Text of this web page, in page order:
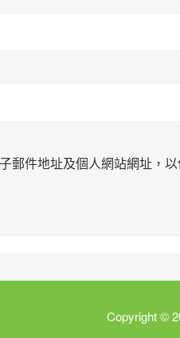
郵件地址及個人網站網址，
Copyright ©